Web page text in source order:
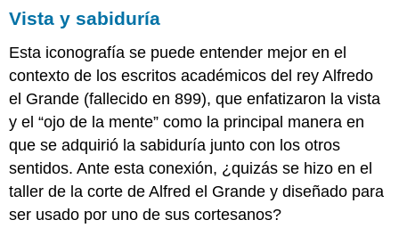
Vista y sabiduría
Esta iconografía se puede entender mejor en el
contexto de los escritos académicos del rey Alfredo
el Grande (fallecido en 899), que enfatizaron la vista
y el “ojo de la mente” como la principal manera en
que se adquirió la sabiduría junto con los otros
sentidos. Ante esta conexión, ¿quizás se hizo en el
taller de la corte de Alfred el Grande y diseñado para
ser usado por uno de sus cortesanos?